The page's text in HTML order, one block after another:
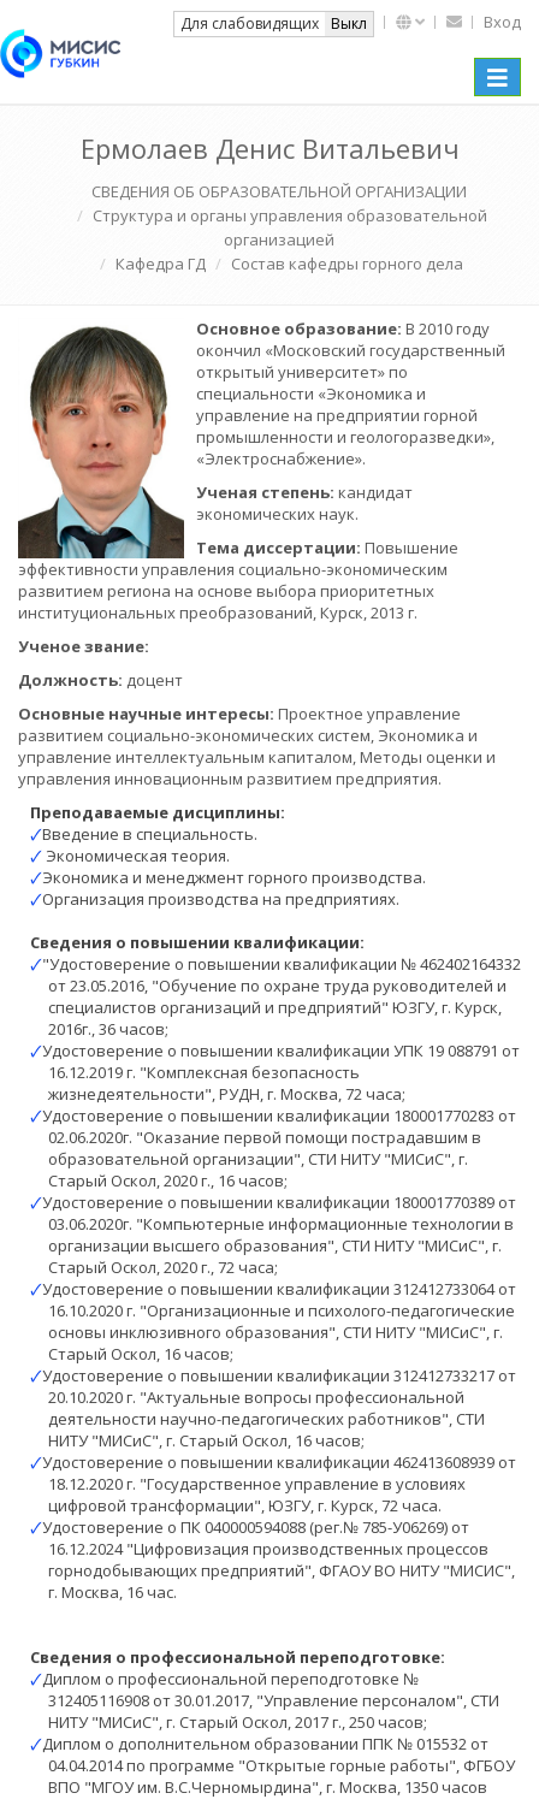
Для слабовидящих Выкл Вход
Toggle
Ермолаев Денис Витальевич
СВЕДЕНИЯ ОБ ОБРАЗОВАТЕЛЬНОЙ ОРГАНИЗАЦИИ
Структура и органы управления образовательной
организацией
Кафедра ГД
Состав кафедры горного дела
Основное образование: В 2010 году
окончил «Московский государственный
открытый университет» по
специальности «Экономика и
управление на предприятии горной
промышленности и геологоразведки»,
«Электроснабжение».
Ученая степень: кандидат
экономических наук.
Тема диссертации: Повышение
эффективности управления социально-экономическим
развитием региона на основе выбора приоритетных
институциональных преобразований, Курск, 2013 г.
Ученое звание:
Должность: доцент
Основные научные интересы: Проектное управление
развитием социально-экономических систем, Экономика и
управление интеллектуальным капиталом, Методы оценки и
управления инновационным развитием предприятия.
Преподаваемые дисциплины:
🗸Введение в специальность.
🗸 Экономическая теория.
🗸Экономика и менеджмент горного производства.
🗸Организация производства на предприятиях.
Сведения о повышении квалификации:
🗸"Удостоверение о повышении квалификации № 462402164332
от 23.05.2016, "Обучение по охране труда руководителей и
специалистов организаций и предприятий" ЮЗГУ, г. Курск,
2016г., 36 часов;
🗸Удостоверение о повышении квалификации УПК 19 088791 от
16.12.2019 г. "Комплексная безопасность
жизнедеятельности", РУДН, г. Москва, 72 часа;
🗸Удостоверение о повышении квалификации 180001770283 от
02.06.2020г. "Оказание первой помощи пострадавшим в
образовательной организации", СТИ НИТУ "МИСиС", г.
Старый Оскол, 2020 г., 16 часов;
🗸Удостоверение о повышении квалификации 180001770389 от
03.06.2020г. "Компьютерные информационные технологии в
организации высшего образования", СТИ НИТУ "МИСиС", г.
Старый Оскол, 2020 г., 72 часа;
🗸Удостоверение о повышении квалификации 312412733064 от
16.10.2020 г. "Организационные и психолого-педагогические
основы инклюзивного образования", СТИ НИТУ "МИСиС", г.
Старый Оскол, 16 часов;
🗸Удостоверение о повышении квалификации 312412733217 от
20.10.2020 г. "Актуальные вопросы профессиональной
деятельности научно-педагогических работников", СТИ
НИТУ "МИСиС", г. Старый Оскол, 16 часов;
🗸Удостоверение о повышении квалификации 462413608939 от
18.12.2020 г. "Государственное управление в условиях
цифровой трансформации", ЮЗГУ, г. Курск, 72 часа.
🗸Удостоверение о ПК 040000594088 (рег.№ 785-У06269) от
16.12.2024 "Цифровизация производственных процессов
горнодобывающих предприятий", ФГАОУ ВО НИТУ "МИСИС",
г. Москва, 16 час.
Сведения о профессиональной переподготовке:
🗸Диплом о профессиональной переподготовке №
312405116908 от 30.01.2017, "Управление персоналом", СТИ
НИТУ "МИСиС", г. Старый Оскол, 2017 г., 250 часов;
🗸Диплом о дополнительном образовании ППК № 015532 от
04.04.2014 по программе "Открытые горные работы", ФГБОУ
ВПО "МГОУ им. В.С.Черномырдина", г. Москва, 1350 часов